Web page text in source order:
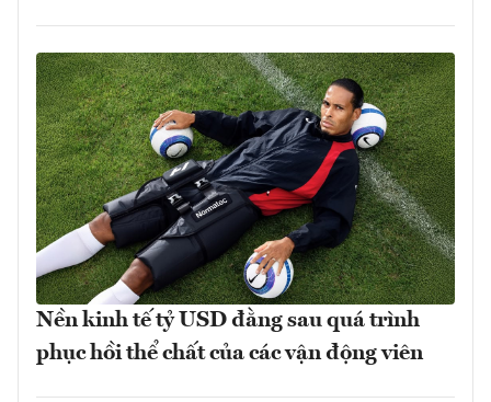
Nền kinh tế tỷ USD đằng sau quá trình
phục hồi thể chất của các vận động viên